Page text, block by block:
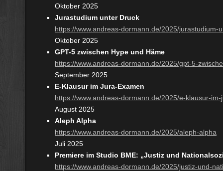
Oktober 2025
Jurastudium unter Druck
https://www.andreas-dormann.de/2025/jurastudium-
Oktober 2025
GPT-5 zwischen Hype und Häme
https://www.andreas-dormann.de/2025/gpt-5-
September 2025
E-Klausur im Jura-Examen
https://www.andreas-dormann.de/2025/e-klausur-
August 2025
Aleph Alpha
https://www.andreas-dormann.de/2025/aleph-alpha
Juli 2025
Premiere im Studio BME: „Justiz und
https://www.andreas-dormann.de/2025/justiz-und-